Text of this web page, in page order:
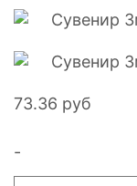
73.36 руб
-